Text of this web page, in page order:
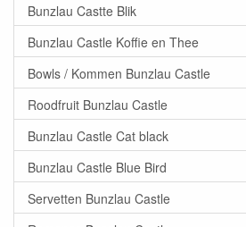
Bunzlau Castte Blik
Bunzlau Castle Koffie en Thee
Bowls / Kommen Bunzlau Castle
Roodfruit Bunzlau Castle
Bunzlau Castle Cat black
Bunzlau Castle Blue Bird
Servetten Bunzlau Castle